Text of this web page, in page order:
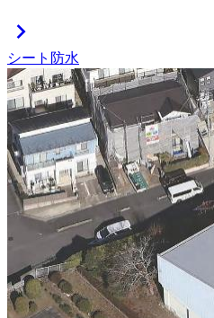
chevron_right
シート防水